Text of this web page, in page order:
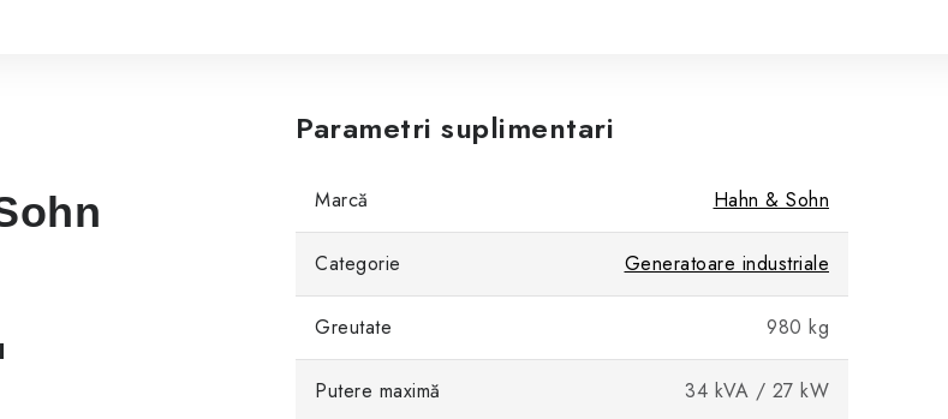
Parametri suplimentari
Marcă Hahn & Sohn
Categorie Generatoare industriale
Greutate 980 kg
Putere maximă 34 kVA / 27 kW